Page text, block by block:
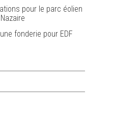
pour le parc éolien
fonderie pour EDF